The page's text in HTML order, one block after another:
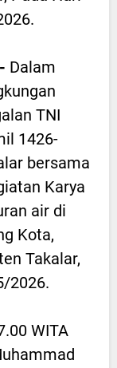
Dalam
TNI
1426-
bersama
Karya
air di
Kota,
Takalar,
2026.
WITA